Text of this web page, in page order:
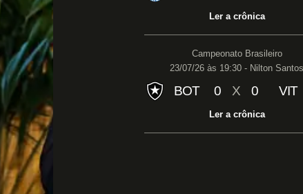
Ler a crônica
Campeonato Brasileiro
23/07/26 às 19:30 - Nilton Santos
BOT 0 X 0 VIT
Ler a crônica